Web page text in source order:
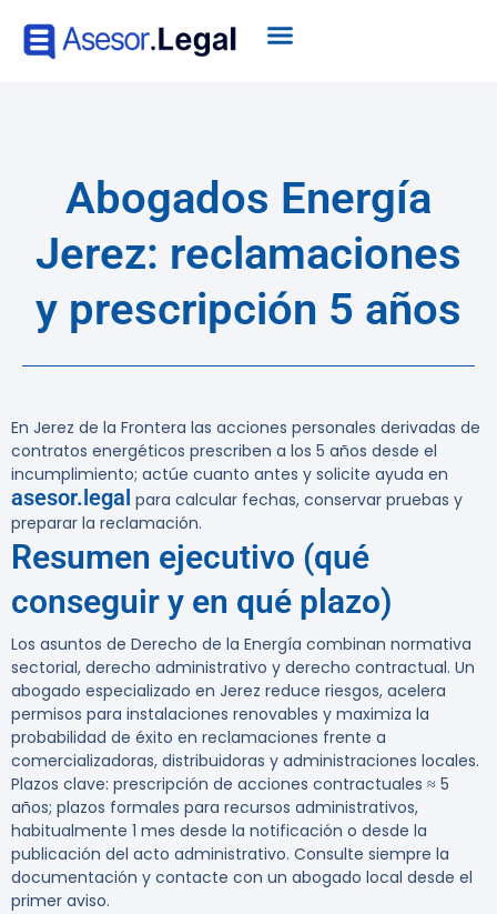
Abogados Energía
Jerez: reclamaciones
y prescripción 5 años
En Jerez de la Frontera las acciones personales derivadas de
contratos energéticos prescriben a los 5 años desde el
incumplimiento; actúe cuanto antes y solicite ayuda en
asesor.legal para calcular fechas, conservar pruebas y
preparar la reclamación.
Resumen ejecutivo (qué
conseguir y en qué plazo)
Los asuntos de Derecho de la Energía combinan normativa
sectorial, derecho administrativo y derecho contractual. Un
abogado especializado en Jerez reduce riesgos, acelera
permisos para instalaciones renovables y maximiza la
probabilidad de éxito en reclamaciones frente a
comercializadoras, distribuidoras y administraciones locales.
Plazos clave: prescripción de acciones contractuales ≈ 5
años; plazos formales para recursos administrativos,
habitualmente 1 mes desde la notificación o desde la
publicación del acto administrativo. Consulte siempre la
documentación y contacte con un abogado local desde el
primer aviso.